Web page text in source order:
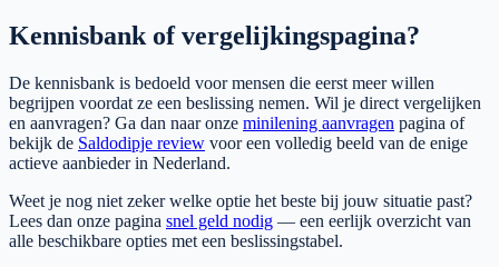
Kennisbank of vergelijkingspagina?
De kennisbank is bedoeld voor mensen die eerst meer willen
begrijpen voordat ze een beslissing nemen. Wil je direct vergelijken
en aanvragen? Ga dan naar onze minilening aanvragen pagina of
bekijk de Saldodipje review voor een volledig beeld van de enige
actieve aanbieder in Nederland.
Weet je nog niet zeker welke optie het beste bij jouw situatie past?
Lees dan onze pagina snel geld nodig — een eerlijk overzicht van
alle beschikbare opties met een beslissingstabel.